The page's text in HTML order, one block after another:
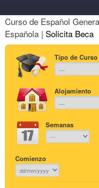
Curso de Español
Española | Solicita Beca
Tipo de Curso
Alojamiento
Semanas
Comienzo